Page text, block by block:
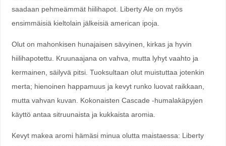
saadaan pehmeämmät hiilihapot. Liberty Ale on myös
ensimmäisiä kieltolain jälkeisiä american ipoja.
Olut on mahonkisen hunajaisen sävyinen, kirkas ja hyvin
hiilihapotettu. Kruunaajana on vahva, mutta lyhyt vaahto ja
kermainen, säilyvä pitsi. Tuoksultaan olut muistuttaa jotenkin
merta; hienoinen happamuus ja kevyt runko luovat raikkaan,
mutta vahvan kuvan. Kokonaisten Cascade -humalakäpyjen
käyttö antaa sitruunaista ja kukkaista aromia.
Kevyt makea aromi hämäsi minua olutta maistaessa: Liberty